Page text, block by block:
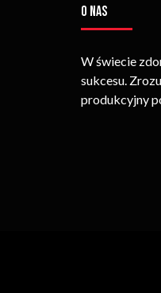
O NAS
W świecie
sukcesu.
produkcyjny
© Copyright